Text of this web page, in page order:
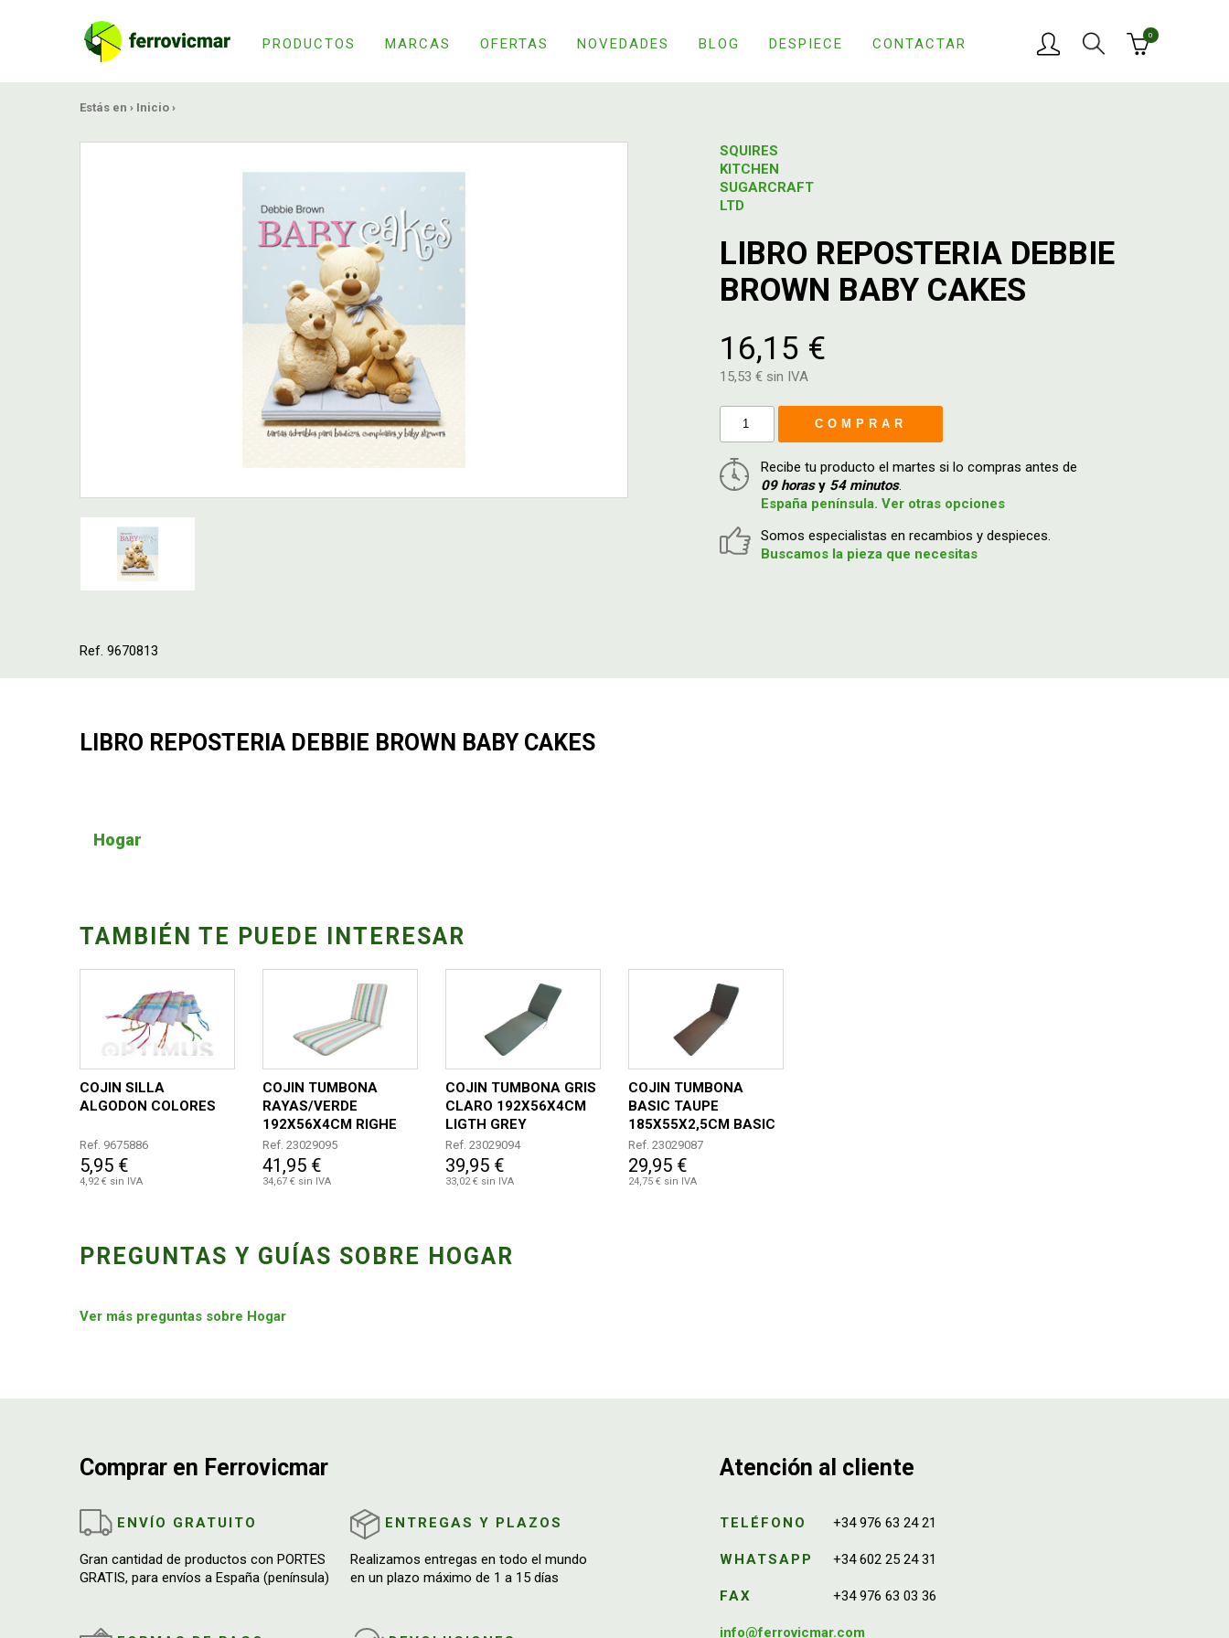
PRODUCTOS MARCAS OFERTAS NOVEDADES BLOG DESPIECE CONTACTAR
0
Estás en › Inicio ›
Ref. 9670813
SQUIRES
KITCHEN
SUGARCRAFT
LTD
LIBRO REPOSTERIA DEBBIE
BROWN BABY CAKES
16,15 €
15,53 € sin IVA
COMPRAR
Recibe tu producto el martes si lo compras antes de
09 horasy 54 minutos.
España península. Ver otras opciones
Somos especialistas en recambios y despieces.
Buscamos la pieza que necesitas
LIBRO REPOSTERIA DEBBIE BROWN BABY CAKES
Hogar
TAMBIÉN TE PUEDE INTERESAR
COJIN SILLA
ALGODON COLORES
Ref. 9675886
5,95 €
4,92 € sin IVA
COJIN TUMBONA
RAYAS/VERDE
192X56X4CM RIGHE
SALMONE
Ref. 23029095
41,95 €
34,67 € sin IVA
COJIN TUMBONA GRIS
CLARO 192X56X4CM
LIGTH GREY
Ref. 23029094
39,95 €
33,02 € sin IVA
COJIN TUMBONA
BASIC TAUPE
185X55X2,5CM BASIC
TAUPE
Ref. 23029087
29,95 €
24,75 € sin IVA
PREGUNTAS Y GUÍAS SOBRE HOGAR
Ver más preguntas sobre Hogar
Comprar en Ferrovicmar
ENVÍO GRATUITO
Gran cantidad de productos con PORTES
GRATIS, para envíos a España (península)
ENTREGAS Y PLAZOS
Realizamos entregas en todo el mundo
en un plazo máximo de 1 a 15 días
Atención al cliente
TELÉFONO +34 976 63 24 21
WHATSAPP +34 602 25 24 31
FAX +34 976 63 03 36
info@ferrovicmar.com